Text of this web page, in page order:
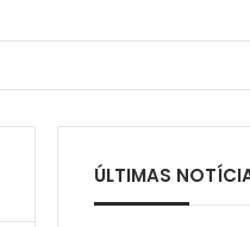
ÚLTIMAS